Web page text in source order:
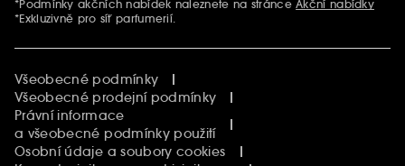
*Podmínky akčních nabídek naleznete na stránceAkční nabídky
*Exkluzivně pro síť parfumerií.
Všeobecné podmínky
Všeobecné prodejní podmínky
Právní informace
a všeobecné podmínky použití
Osobní údaje a soubory cookies